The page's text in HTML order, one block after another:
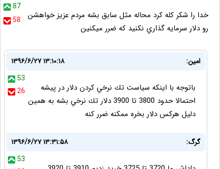
87
58
خدا را شكر كله كرد محاله مثل سابق بشه مردم عزيز خواهشن
رو دلار سرمايه گذاري نكنيد كه ضرر ميكنين
امين:
۱۳۹۶/۶/۲۷ ۱۳:۱۰:۱۸
53
26
باتوجه با اينكه سياست تك نرخي كردن دلار در پيشه
احتمالا حدود 3800 تا 3900 دلار تك نرخي بشه به همين
دليل هركس دلار بخره ممكنه ضرر كنه
گرگ:
۱۳۹۶/۶/۲۷ ۱۳:۳۱:۵۸
53